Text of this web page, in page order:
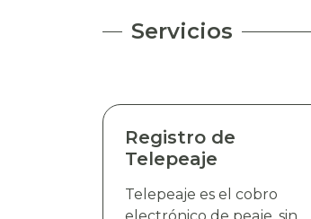
Servicios
Registro de
Telepeaje
Telepeaje es el cobro